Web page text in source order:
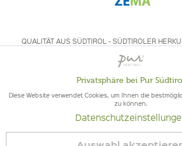
QUALITÄT AUS SÜDTIROL - SÜDTIROLER
QUALITÄT
Privatsphäre bei Pur
Diese Website verwendet Cookies, um Ihnen die
zu können.